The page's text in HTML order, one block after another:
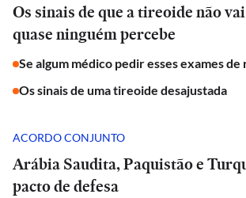
Os sinais de que a tireoide não
quase ninguém percebe
Se algum médico pedir esses exames
Os sinais de uma tireoide desajustada
ACORDO CONJUNTO
Arábia Saudita, Paquistão e
pacto de defesa